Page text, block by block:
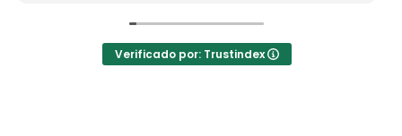
todas mis dudas y más!
La organización absolutamente perfecta, los
hoteles muy bien en general y mención
Verificado por: Trustindex